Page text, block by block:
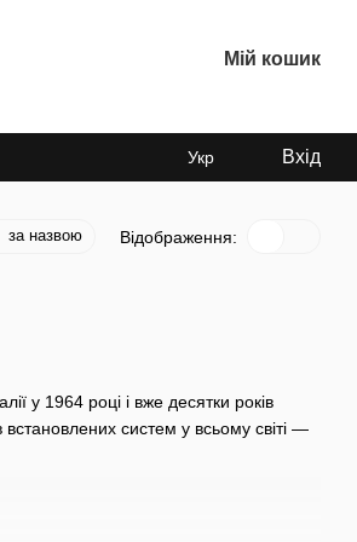
Мій кошик
Укр Вхід
за назвою Відображення:
у 1964 році і вже десятки років
систем у всьому світі —